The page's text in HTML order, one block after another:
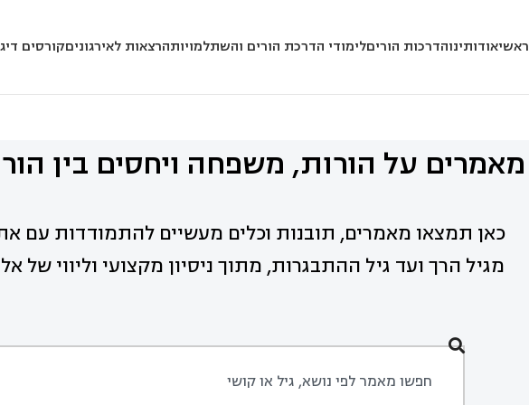
ראשיאודותינוהדרכות הוריםלימודי הדרכת הורים והשתלמויותהרצאות לאירגוניםקורסים
מאמרים על הורות, משפחה ויחסים בין
כאן תמצאו מאמרים, תובנות וכלים מעשיים להתמודדות עם
מגיל הרך ועד גיל ההתבגרות, מתוך ניסיון מקצועי וליווי של